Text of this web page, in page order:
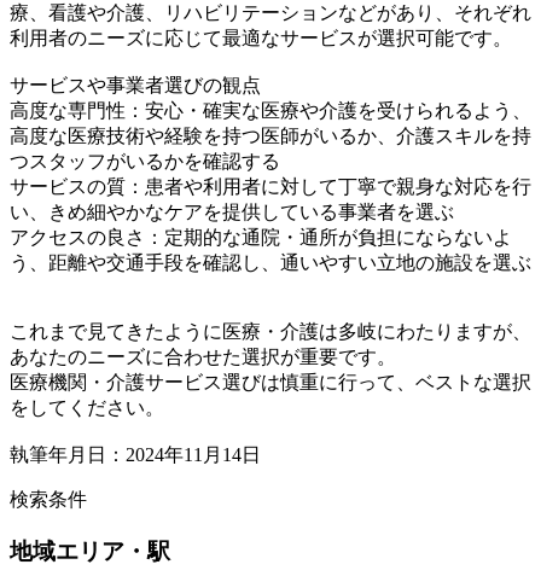
療、看護や介護、リハビリテーションなどがあり、それぞれ
利用者のニーズに応じて最適なサービスが選択可能です。
サービスや事業者選びの観点
高度な専門性：安心・確実な医療や介護を受けられるよう、
高度な医療技術や経験を持つ医師がいるか、介護スキルを持
つスタッフがいるかを確認する
サービスの質：患者や利用者に対して丁寧で親身な対応を行
い、きめ細やかなケアを提供している事業者を選ぶ
アクセスの良さ：定期的な通院・通所が負担にならないよ
う、距離や交通手段を確認し、通いやすい立地の施設を選ぶ
これまで見てきたように医療・介護は多岐にわたりますが、
あなたのニーズに合わせた選択が重要です。
医療機関・介護サービス選びは慎重に行って、ベストな選択
をしてください。
執筆年月日：2024年11月14日
検索条件
地域エリア・駅